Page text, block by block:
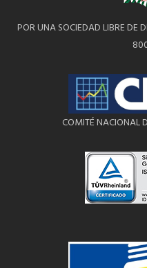
POR UNA SOCIEDAD LIBRE DE
COMITÉ NACIONAL